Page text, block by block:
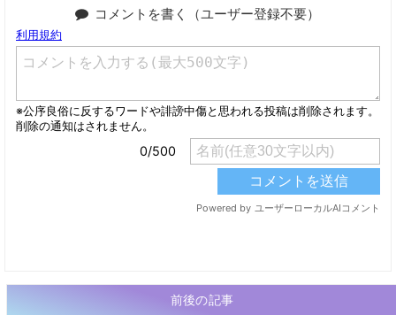
コメントを書く（ユーザー登録不要）
前後の記事